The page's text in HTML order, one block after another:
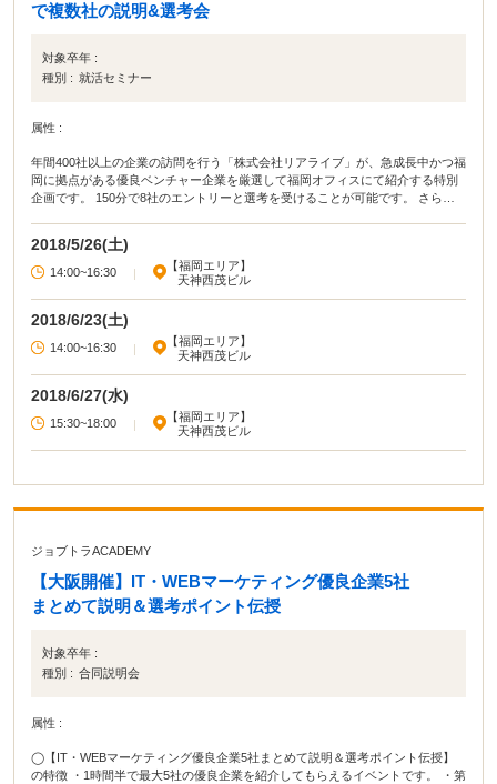
で複数社の説明&選考会
対象卒年 :
種別 : 就活セミナー
属性 :
年間400社以上の企業の訪問を行う「株式会社リアライブ」が、急成長中かつ福
岡に拠点がある優良ベンチャー企業を厳選して福岡オフィスにて紹介する特別
企画です。 150分で8社のエントリーと選考を受けることが可能です。 さら
もプラスして紹介させて頂きます。
2018/5/26(土)
14:00~16:30 |
【福岡エリア】
天神西茂ビル
2018/6/23(土)
14:00~16:30 |
【福岡エリア】
天神西茂ビル
2018/6/27(水)
15:30~18:00 |
【福岡エリア】
天神西茂ビル
ジョブトラACADEMY
【大阪開催】IT・WEBマーケティング優良企業5社
まとめて説明＆選考ポイント伝授
対象卒年 :
種別 : 合同説明会
属性 :
◯【IT・WEBマーケティング優良企業5社まとめて説明＆選考ポイント伝授】
の特徴 ・1時間半で最大5社の優良企業を紹介してもらえるイベントです。 ・第